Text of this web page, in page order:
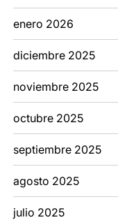
enero 2026
diciembre 2025
noviembre 2025
octubre 2025
septiembre 2025
agosto 2025
julio 2025